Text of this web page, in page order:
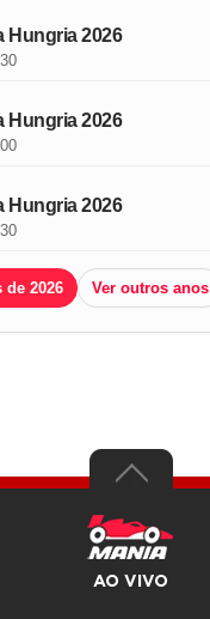
Hungria 2026
Hungria 2026
Hungria 2026
de 2026 Ver outros anos
AO VIVO